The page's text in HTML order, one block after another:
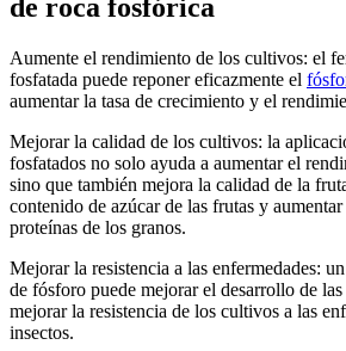
de roca fosfórica
Aumente el rendimiento de los cultivos: el
fosfatada puede reponer eficazmente el
aumentar la tasa de crecimiento y el
Mejorar la calidad de los cultivos: la
fosfatados no solo ayuda a aumentar el
sino que también mejora la calidad de la
contenido de azúcar de las frutas y
proteínas de los granos.
Mejorar la resistencia a las enfermedades:
de fósforo puede mejorar el desarrollo de
mejorar la resistencia de los cultivos a las
insectos.